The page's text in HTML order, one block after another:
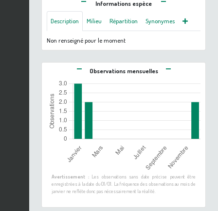
Informations espèce
Description Milieu Répartition Synonymes
Non renseigné pour le moment
Observations mensuelles
Avertissement :Les observations sans date précise peuvent être
enregistrées à la date du 01/01. La fréquence des observations au mois de
janvier ne reflète donc pas nécessairement la réalité.